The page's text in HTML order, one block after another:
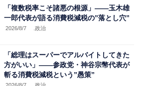
「複数税率こそ諸悪の根源」――玉木雄
一郎代表が語る消費税減税の”落とし穴”
2026/8/7 .政治
「総理はスーパーでアルバイトしてきた
方がいい」――参政党・神谷宗幣代表が
斬る消費税減税という”愚策”